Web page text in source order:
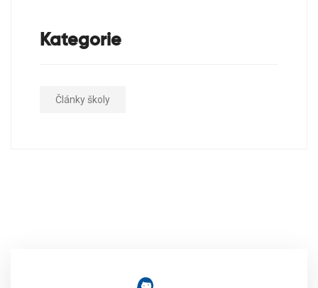
Kategorie
Články školy